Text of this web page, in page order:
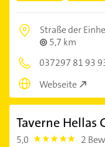
Straße der
5,7 km
037297 81 93
Webseite
Taverne Hellas
5,0 5.0 2